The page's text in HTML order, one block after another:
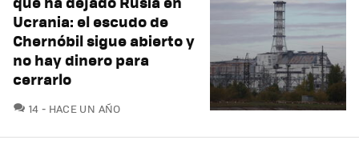
Ucrania: el escudo de
Chernóbil sigue abierto y
no hay dinero para
cerrarlo
14 COMENTARIOS
HACE UN AÑO